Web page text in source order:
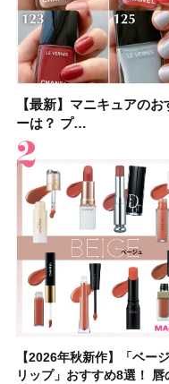
【最新】マニキュアの
ーは？ プ…
【2026年秋新作】「ベー
リップ」おすすめ8選！ 唇
【石井美保さん】おす
ンケアからサプ…
【2026年夏】汗に強い日
止めのおすすめ13選！ 汗
【最新】マニキュアの
ーは？ プ…
【2026年秋新作】「ベー
リップ」おすすめ8選！ 唇
【2026夏】「香水・フ
容マニア・マ…
【2026夏】「リップケア
ンキングTOP5！＜美容マ
【5分で万能！ 夏レシ
レンジレシピ2品
【おすすめダイエットサプ
選】食べすぎた日をサポー
【2026年夏】40代にお
入れが楽な…
【2026年夏】おすすめの
36選！ショート・ボブ・ミ
【鈴木えみさんの愛用
アetc.お気に…
【読者プレゼント】羽の見
いハンディファン
【限定】&be「リップ
ュー｜落ち…
【スック2026新作】秋コ
ションを全品スウォッチ&